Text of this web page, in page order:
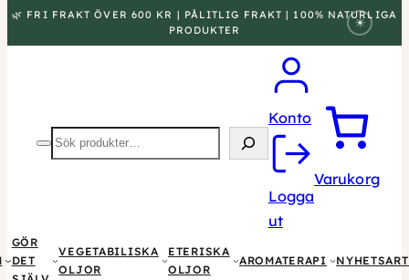
🌿 FRI FRAKT ÖVER 600 KR | PÅLITLIG FRAKT | 100% NATURLIGA
PRODUKTER
☀
Sök
produkter
Konto
Logga
ut
Varukorg
GÖR
DET
VEGETABILISKA
OLJOR
ETERISKA
OLJOR
AROMATERAPI